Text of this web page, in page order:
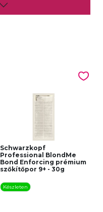
Schwarzkopf
Professional BlondMe
Bond Enforcing prémium
szőkítőpor 9+ - 30g
Készleten